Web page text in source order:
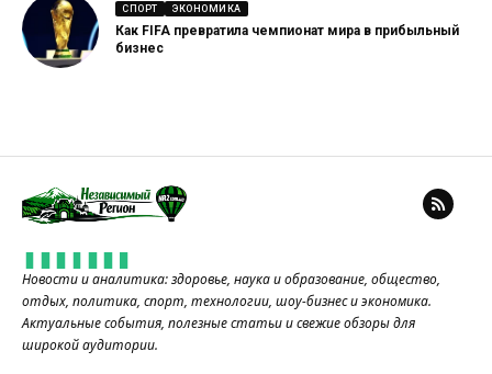
СПОРТ ЭКОНОМИКА
Как FIFA превратила чемпионат мира в прибыльный
бизнес
Новости и аналитика: здоровье, наука и образование, общество,
отдых, политика, спорт, технологии, шоу-бизнес и экономика.
Актуальные события, полезные статьи и свежие обзоры для
широкой аудитории.